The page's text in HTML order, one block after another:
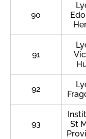
90
91
92
93
St